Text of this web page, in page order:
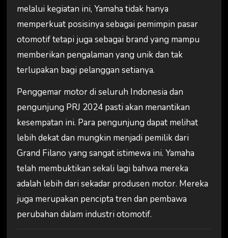
melalui kegiatan ini, Yamaha tidak hanya
memperkuat posisinya sebagai pemimpin pasar
otomotif tetapi juga sebagai brand yang mampu
memberikan pengalaman yang unik dan tak
terlupakan bagi pelanggan setianya.
Penggemar motor di seluruh Indonesia dan
pengunjung PRJ 2024 pasti akan menantikan
kesempatan ini. Para pengunjung dapat melihat
lebih dekat dan mungkin menjadi pemilik dari
Grand Filano yang sangat istimewa ini. Yamaha
telah membuktikan sekali lagi bahwa mereka
adalah lebih dari sekadar produsen motor. Mereka
juga merupakan pencipta tren dan pembawa
perubahan dalam industri otomotif.